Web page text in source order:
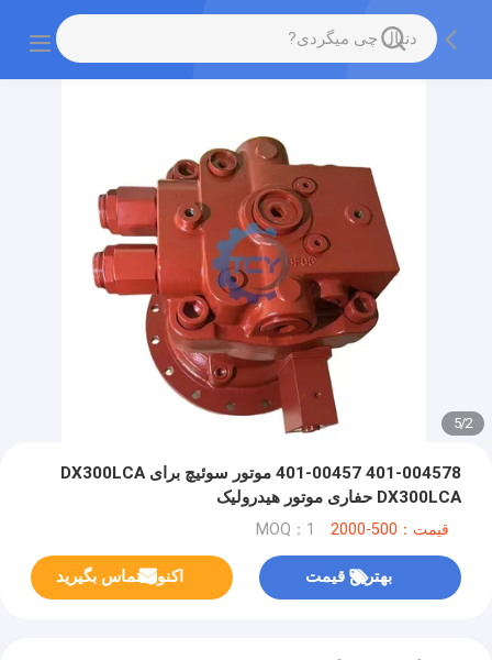
2
/
5
401-004578 401-00457 موتور سوئیچ برای DX300LCA
DX300LCA حفاری موتور هیدرولیک
قیمت：500-2000 MOQ：1
بهترین قیمت اکنون تماس بگیرید